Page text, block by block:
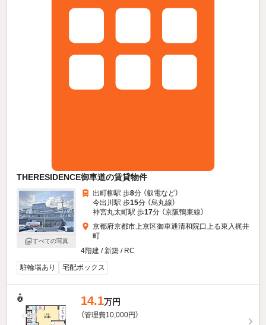
THERESIDENCE御車道の賃貸物件
すべての写真
出町柳駅 歩8分 （叡電など）
今出川駅 歩15分 （烏丸線）
神宮丸太町駅 歩17分 （京阪鴨東線）
京都府京都市上京区御車通清和院口上る東入梶井
町
4階建 / 新築 / RC
駐輪場あり
宅配ボックス
14.1万円
（管理費10,000円）